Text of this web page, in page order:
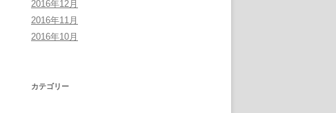
2016年12月
2016年11月
2016年10月
カテゴリー